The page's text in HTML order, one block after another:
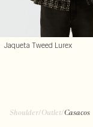
Jaqueta Tweed Lurex
Shoulder/Outlet/Casacos